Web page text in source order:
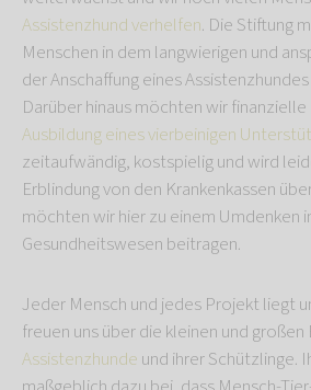
Assistenzhund verhelfen. Die Stiftung
Menschen in dem langwierigen und
der Anschaffung eines
Darüber hinaus möchten wir
Ausbildung eines vierbeinigen
zeitaufwändig, kostspielig und wird
Erblindung von den Krankenkassen
möchten wir hier zu einem Umdenken
Gesundheitswesen beitragen.
Jeder Mensch und jedes Projekt liegt
freuen uns über die kleinen und
Assistenzhunde und ihrer Schützlinge.